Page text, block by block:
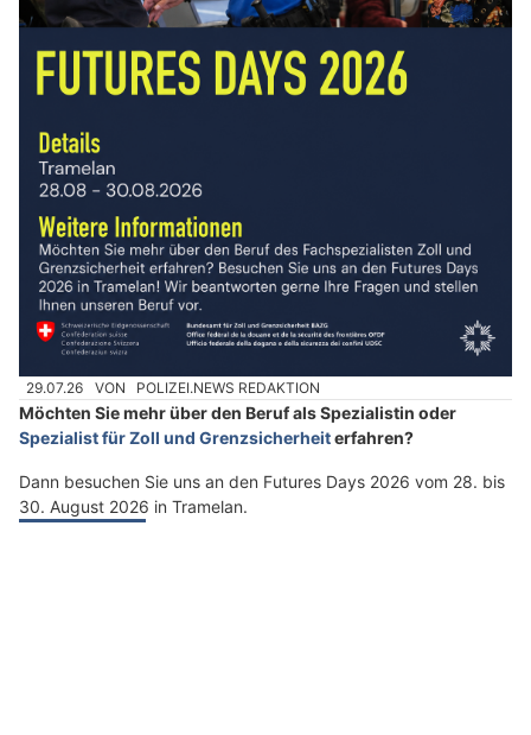
29.07.26 VON POLIZEI.NEWS REDAKTION
Möchten Sie mehr über den Beruf als Spezialistin oder
Spezialist für Zoll und Grenzsicherheiterfahren?
Dann besuchen Sie uns an den Futures Days 2026 vom 28. bis
30. August 2026 in Tramelan.